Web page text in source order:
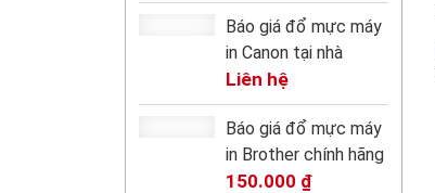
Báo giá đổ mực máy
in Canon tại nhà
Liên hệ
Báo giá đổ mực máy
in Brother chính hãng
150.000 ₫